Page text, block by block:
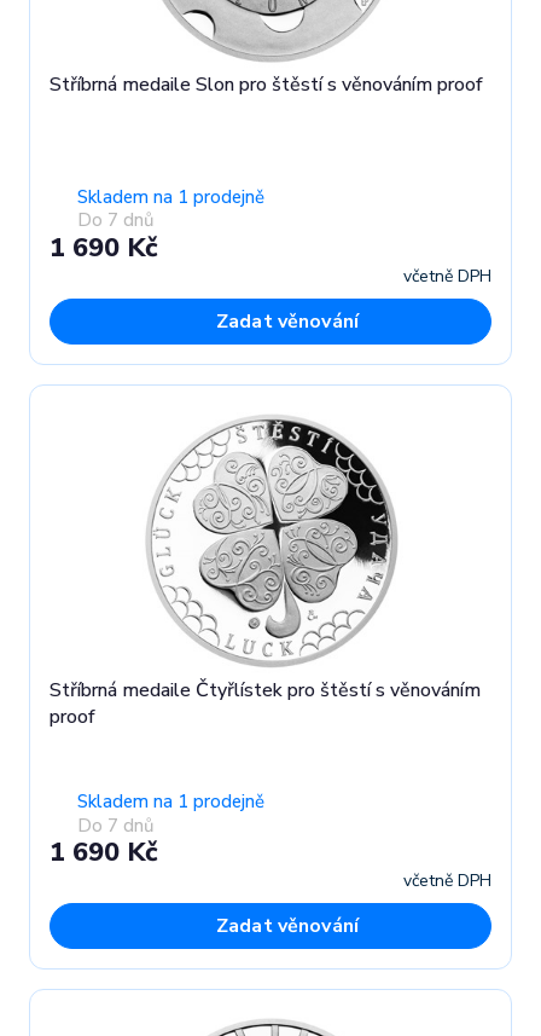
Stříbrná medaile Slon pro štěstí s věnováním proof
Skladem na 1 prodejně
Do 7 dnů
1 690 Kč
včetně DPH
Zadat věnování
Stříbrná medaile Čtyřlístek pro štěstí s věnováním
proof
Skladem na 1 prodejně
Do 7 dnů
1 690 Kč
včetně DPH
Zadat věnování